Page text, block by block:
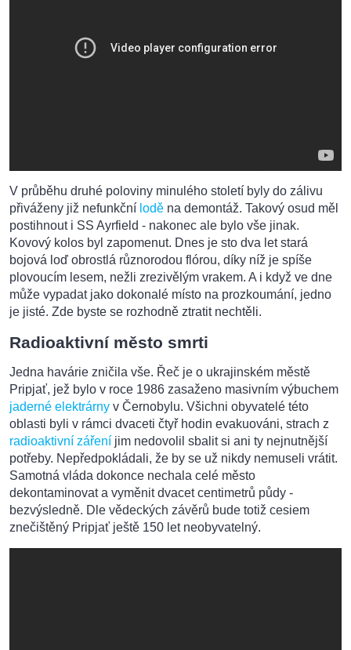
V průběhu druhé poloviny minulého století byly do zálivu
přiváženy již nefunkční lodě na demontáž. Takový osud měl
postihnout i SS Ayrfield - nakonec ale bylo vše jinak.
Kovový kolos byl zapomenut. Dnes je sto dva let stará
bojová loď obrostlá různorodou flórou, díky níž je spíše
plovoucím lesem, nežli zrezivělým vrakem. A i když ve dne
může vypadat jako dokonalé místo na prozkoumání, jedno
je jisté. Zde byste se rozhodně ztratit nechtěli.
Radioaktivní město smrti
Jedna havárie zničila vše. Řeč je o ukrajinském městě
Pripjať, jež bylo v roce 1986 zasaženo masivním výbuchem
jaderné elektrárny v Černobylu. Všichni obyvatelé této
oblasti byli v rámci dvaceti čtyř hodin evakuováni, strach z
radioaktivní záření jim nedovolil sbalit si ani ty nejnutnější
potřeby. Nepředpokládali, že by se už nikdy nemuseli vrátit.
Samotná vláda dokonce nechala celé město
dekontaminovat a vyměnit dvacet centimetrů půdy -
bezvýsledně. Dle vědeckých závěrů bude totiž cesiem
znečištěný Pripjať ještě 150 let neobyvatelný.